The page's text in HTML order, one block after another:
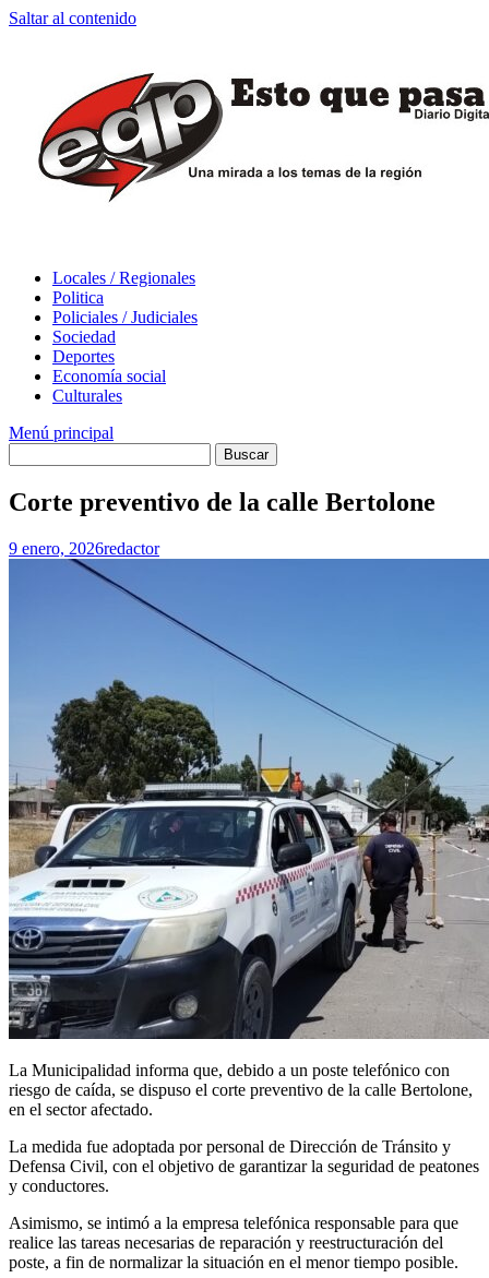
Saltar al contenido
Locales / Regionales
Politica
Policiales / Judiciales
Sociedad
Deportes
Economía social
Culturales
Menú principal
Corte preventivo de la calle Bertolone
9 enero, 2026redactor
La Municipalidad informa que, debido a un poste telefónico con
riesgo de caída, se dispuso el corte preventivo de la calle Bertolone,
en el sector afectado.
La medida fue adoptada por personal de Dirección de Tránsito y
Defensa Civil, con el objetivo de garantizar la seguridad de peatones
y conductores.
Asimismo, se intimó a la empresa telefónica responsable para que
realice las tareas necesarias de reparación y reestructuración del
poste, a fin de normalizar la situación en el menor tiempo posible.